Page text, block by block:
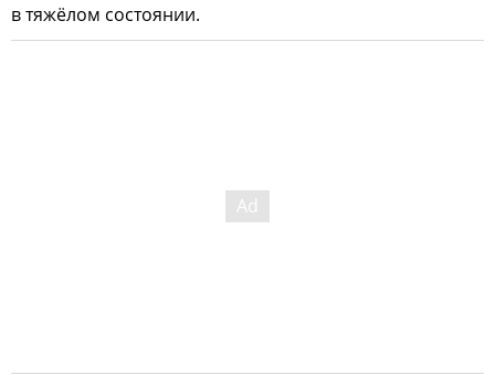
в тяжёлом состоянии.